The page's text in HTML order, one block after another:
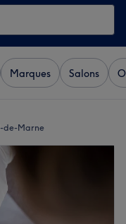
Marques Salons
de-Marne